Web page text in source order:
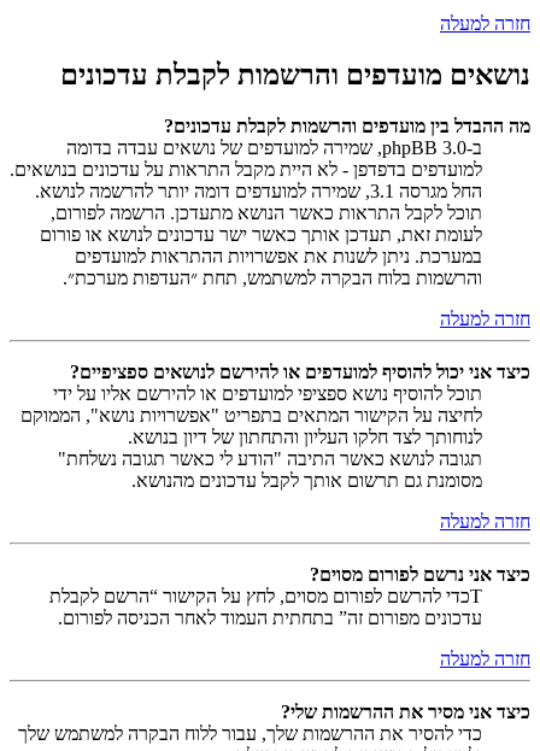
חזרה למעלה
נושאים מועדפים והרשמות לקבלת עדכונים
מה ההבדל בין מועדפים והרשמות לקבלת עדכונים?
ב-phpBB 3.0, שמירה למועדפים של נושאים עבדה בדומה
למועדפים בדפדפן - לא היית מקבל התראות על עדכונים בנושאים.
החל מגרסה 3.1, שמירה למועדפים דומה יותר להרשמה לנושא.
תוכל לקבל התראות כאשר הנושא מתעדכן. הרשמה לפורום,
לעומת זאת, תעדכן אותך כאשר ישר עדכונים לנושא או פורום
במערכת. ניתן לשנות את אפשרויות ההתראות למועדפים
והרשמות בלוח הבקרה למשתמש, תחת ״העדפות מערכת״.
חזרה למעלה
כיצד אני יכול להוסיף למועדפים או להירשם לנושאים ספציפיים?
תוכל להוסיף נושא ספציפי למועדפים או להירשם אליו על ידי
לחיצה על הקישור המתאים בתפריט "אפשרויות נושא", הממוקם
לנוחותך לצד חלקו העליון והתחתון של דיון בנושא.
תגובה לנושא כאשר התיבה "הודע לי כאשר תגובה נשלחת"
מסומנת גם תרשום אותך לקבל עדכונים מהנושא.
חזרה למעלה
כיצד אני נרשם לפורום מסוים?
Tכדי להרשם לפורום מסוים, לחץ על הקישור “הרשם לקבלת
עדכונים מפורום זה” בתחתית העמוד לאחר הכניסה לפורום.
חזרה למעלה
כיצד אני מסיר את ההרשמות שלי?
כדי להסיר את ההרשמות שלך, עבור ללוח הבקרה למשתמש שלך